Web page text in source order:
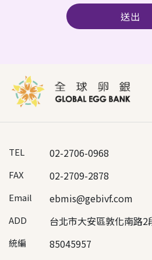
送出
TEL 02-2706-0968
FAX 02-2709-2878
Email ebmis@gebivf.com
ADD 台北市大安區敦化南路2
統編 85045957